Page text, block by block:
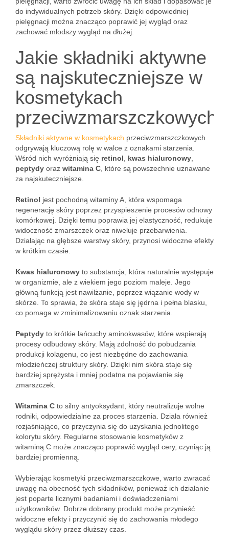
do indywidualnych potrzeb skóry. Dzięki odpowiedniej
pielęgnacji można znacząco poprawić jej wygląd oraz
zachować młodszy wygląd na dłużej.
Jakie składniki aktywne
są najskuteczniejsze w
kosmetykach
przeciwzmarszczkowych?
Składniki aktywne w kosmetykach przeciwzmarszczkowych
odgrywają kluczową rolę w walce z oznakami starzenia.
Wśród nich wyróżniają się retinol kwas hialuronowy
peptydy oraz witamina C , które są powszechnie uznawane
za najskuteczniejsze.
Retinol jest pochodną witaminy A, która wspomaga
regenerację skóry poprzez przyspieszenie procesów odnowy
komórkowej. Dzięki temu poprawia jej elastyczność, redukuje
widoczność zmarszczek oraz niweluje przebarwienia.
Działając na głębsze warstwy skóry, przynosi widoczne efekty
w krótkim czasie.
Kwas hialuronowy to substancja, która naturalnie występuje
w organizmie, ale z wiekiem jego poziom maleje. Jego
główną funkcją jest nawilżanie, poprzez wiązanie wody w
skórze. To sprawia, że skóra staje się jędrna i pełna blasku,
co pomaga w zminimalizowaniu oznak starzenia.
Peptydy to krótkie łańcuchy aminokwasów, które wspierają
procesy odbudowy skóry. Mają zdolność do pobudzania
produkcji kolagenu, co jest niezbędne do zachowania
młodzieńczej struktury skóry. Dzięki nim skóra staje się
bardziej sprężysta i mniej podatna na pojawianie się
zmarszczek.
Witamina C to silny antyoksydant, który neutralizuje wolne
rodniki, odpowiedzialne za proces starzenia. Działa również
rozjaśniająco, co przyczynia się do uzyskania jednolitego
kolorytu skóry. Regularne stosowanie kosmetyków z
witaminą C może znacząco poprawić wygląd cery, czyniąc ją
bardziej promienną.
Wybierając kosmetyki przeciwzmarszczkowe, warto zwracać
uwagę na obecność tych składników, ponieważ ich działanie
jest poparte licznymi badaniami i doświadczeniami
użytkowników. Dobrze dobrany produkt może przynieść
widoczne efekty i przyczynić się do zachowania młodego
wyglądu skóry przez dłuższy czas.